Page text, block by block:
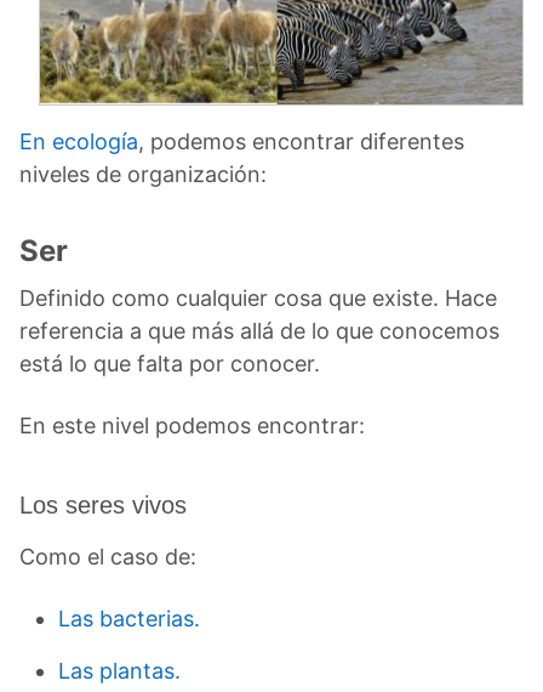
En ecología, podemos encontrar diferentes
niveles de organización:
Ser
Definido como cualquier cosa que existe. Hace
referencia a que más allá de lo que conocemos
está lo que falta por conocer.
En este nivel podemos encontrar:
Los seres vivos
Como el caso de:
Las bacterias.
Las plantas.